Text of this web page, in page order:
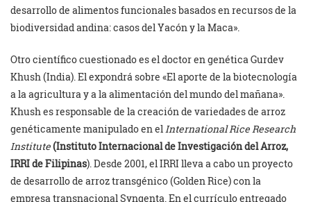
desarrollo de alimentos funcionales basados en recursos de la
biodiversidad andina: casos del Yacón y la Maca».
Otro científico cuestionado es el doctor en genética Gurdev
Khush (India). El expondrá sobre «El aporte de la biotecnología
a la agricultura y a la alimentación del mundo del mañana».
Khush es responsable de la creación de variedades de arroz
genéticamente manipulado en el International Rice Research
Institute(Instituto Internacional de Investigación del Arroz,
IRRI de Filipinas). Desde 2001, el IRRI lleva a cabo un proyecto
de desarrollo de arroz transgénico (Golden Rice) con la
empresa transnacional Syngenta. En el currículo entregado